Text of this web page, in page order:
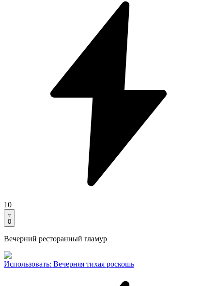
10
0
Вечерний ресторанный гламур
Использовать: Вечерняя тихая роскошь